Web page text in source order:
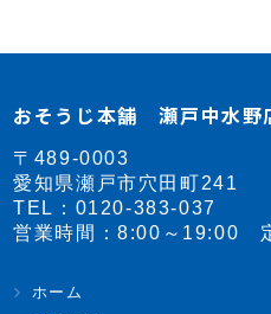
おそうじ本舗 瀬戸中水野
〒489-0003
愛知県瀬戸市穴田町241
TEL： 0120-383-037
営業時間：8:00～19:00
ホーム